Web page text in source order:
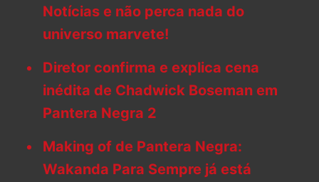
Notícias e não perca nada do
universo marvete!
Diretor confirma e explica cena
inédita de Chadwick Boseman em
Pantera Negra 2
Making of de Pantera Negra:
Wakanda Para Sempre já está